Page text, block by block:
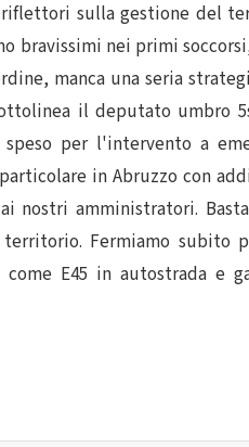
riflettori sulla gestione del
bravissimi nei primi
manca una seria
il deputato umbro
per l'intervento a
in Abruzzo con
nostri amministratori.
Fermiamo subito
E45 in autostrada e